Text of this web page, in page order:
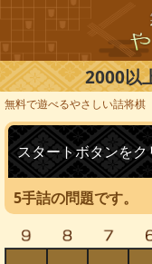
2000以
無料で遊べるやさしい詰将棋
スタートボタンを
5手詰の問題です。